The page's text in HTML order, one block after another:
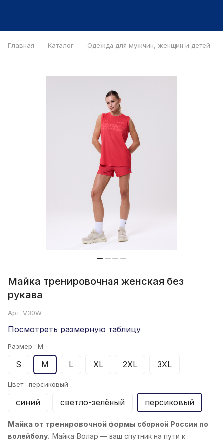
Главная Каталог Одежда для мужчин, женщин и детей
Майка тренировочная женская без
рукава
Арт. V30W
Посмотреть размерную таблицу
Размер : M
S M L XL 2XL 3XL
Цвет : персиковый
синий светло-зелёный персиковый
Майка от тренировочной формы сборной России по
волейболу. Майка Волар — ваш спутник на пути к